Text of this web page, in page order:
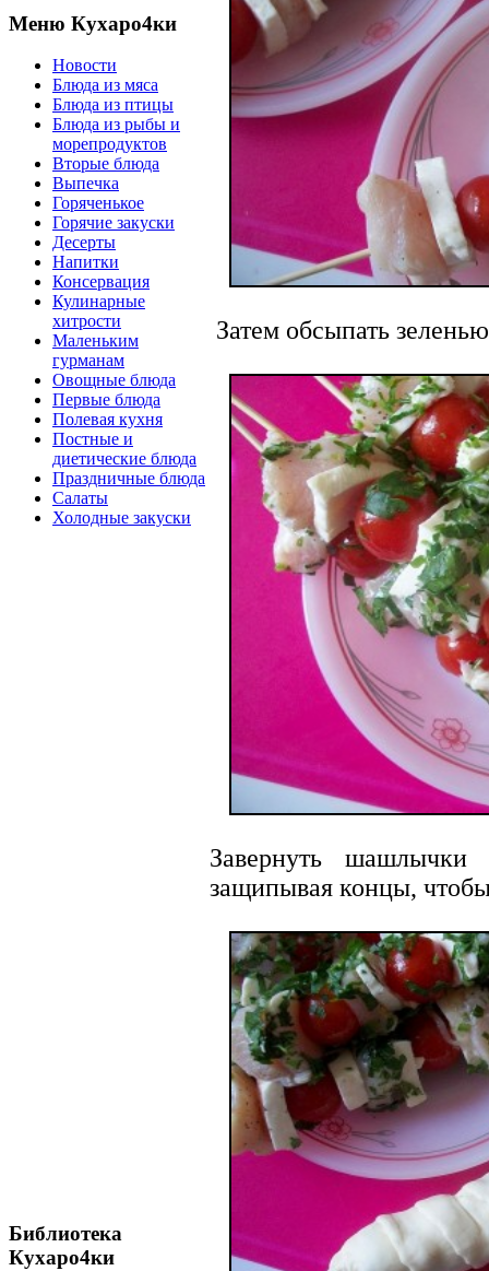
Меню Кухаро4ки
Новости
Блюда из мяса
Блюда из птицы
Блюда из рыбы и
морепродуктов
Вторые блюда
Выпечка
Горяченькое
Горячие закуски
Десерты
Напитки
Консервация
Кулинарные
хитрости
Маленьким
гурманам
Овощные блюда
Первые блюда
Полевая кухня
Постные и
диетические блюда
Праздничные блюда
Салаты
Холодные закуски
Библиотека
Кухаро4ки
Затем обсыпать
Завернуть
защипывая концы,